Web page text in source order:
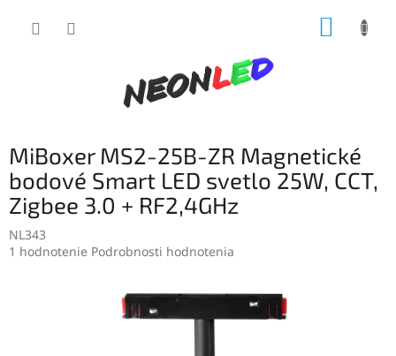
MiBoxer MS2-25B-ZR Magnetické
bodové Smart LED svetlo 25W, CCT,
Zigbee 3.0 + RF2,4GHz
NL343
Priemerné
1 hodnotenie Podrobnosti hodnotenia